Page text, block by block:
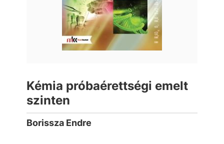
Kémia próbaérettségi emelt
szinten
Borissza Endre